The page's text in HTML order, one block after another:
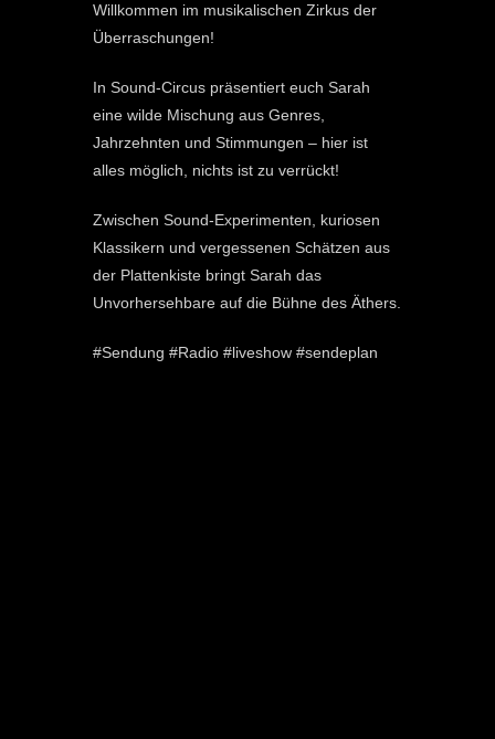
Willkommen im musikalischen Zirkus der
Überraschungen!
In Sound-Circus präsentiert euch Sarah
eine wilde Mischung aus Genres,
Jahrzehnten und Stimmungen – hier ist
alles möglich, nichts ist zu verrückt!
Zwischen Sound-Experimenten, kuriosen
Klassikern und vergessenen Schätzen aus
der Plattenkiste bringt Sarah das
Unvorhersehbare auf die Bühne des Äthers.
#Sendung #Radio #liveshow #sendeplan